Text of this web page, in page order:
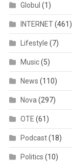
Globul (1)
INTERNET(461)
Lifestyle (7)
Music(5)
News (110)
Nova (297)
OTE (61)
Podcast(18)
Politics (10)